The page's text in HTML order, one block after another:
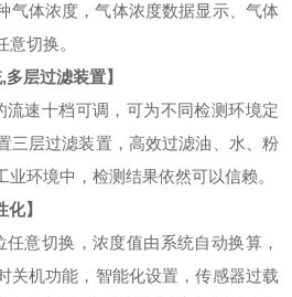
气体浓度，气体浓度数据显示、气体
切换。
层过滤装置】
流速十档可调，可为不同检测环境定
三层过滤装置，高效过滤油、水、粉
环境中，检测结果依然可以信赖。
】
意切换，浓度值由系统自动换算，
关机功能，智能化设置，传感器过载